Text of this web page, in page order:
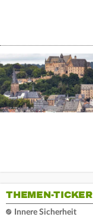
THEMEN-TICKER
Innere Sicherheit